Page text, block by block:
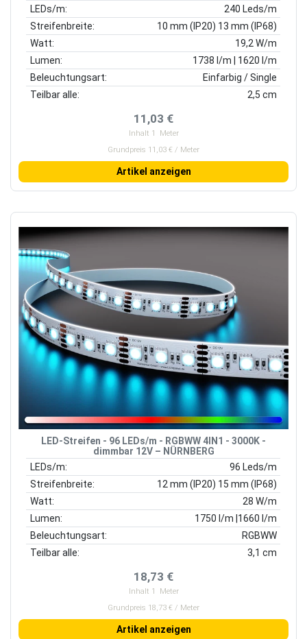
LEDs/m:
240 Leds/m
Streifenbreite:
10 mm (IP20) 13 mm (IP68)
Watt:
19,2 W/m
Lumen:
1738 l/m | 1620 l/m
Beleuchtungsart:
Einfarbig / Single
Teilbar alle:
2,5 cm
11,03 €
Inhalt 1
Meter
Grundpreis 11,03 € / Meter
Artikel anzeigen
LED-Streifen - 96 LEDs/m - RGBWW 4IN1 - 3000K -
dimmbar 12V – NÜRNBERG
LEDs/m:
96 Leds/m
Streifenbreite:
12 mm (IP20) 15 mm (IP68)
Watt:
28 W/m
Lumen:
1750 l/m |1660 l/m
Beleuchtungsart:
RGBWW
Teilbar alle:
3,1 cm
18,73 €
Inhalt 1
Meter
Grundpreis 18,73 € / Meter
Artikel anzeigen